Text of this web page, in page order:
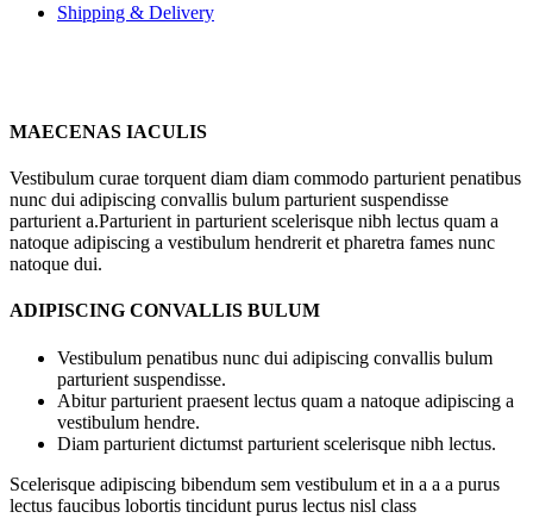
Shipping & Delivery
MAECENAS IACULIS
Vestibulum curae torquent diam diam commodo parturient penatibus
nunc dui adipiscing convallis bulum parturient suspendisse
parturient a.Parturient in parturient scelerisque nibh lectus quam a
natoque adipiscing a vestibulum hendrerit et pharetra fames nunc
natoque dui.
ADIPISCING CONVALLIS BULUM
Vestibulum penatibus nunc dui adipiscing convallis bulum
parturient suspendisse.
Abitur parturient praesent lectus quam a natoque adipiscing a
vestibulum hendre.
Diam parturient dictumst parturient scelerisque nibh lectus.
Scelerisque adipiscing bibendum sem vestibulum et in a a a purus
lectus faucibus lobortis tincidunt purus lectus nisl class